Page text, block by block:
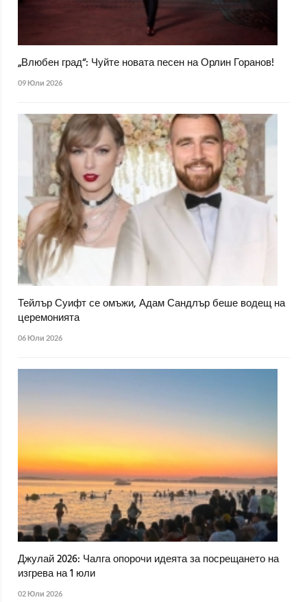
„Влюбен град“: Чуйте новата песен на Орлин Горанов!
09 Юли 2026
Тейлър Суифт се омъжи, Адам Сандлър беше водещ на
церемонията
06 Юли 2026
Джулай 2026: Чалга опорочи идеята за посрещането на
изгрева на 1 юли
02 Юли 2026